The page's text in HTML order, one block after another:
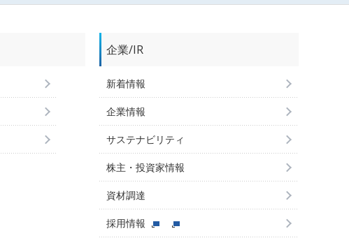
企業/IR
新着情報
企業情報
サステナビリティ
株主・投資家情報
資材調達
採用情報